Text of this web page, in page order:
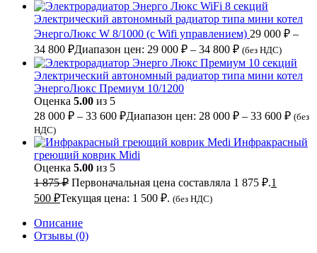
Электрический автономный радиатор типа мини котел
ЭнергоЛюкс W 8/1000 (с Wifi управлением) 29 000 ₽ –
34 800 ₽Диапазон цен: 29 000 ₽ – 34 800 ₽ (без НДС)
Электрический автономный радиатор типа мини котел
ЭнергоЛюкс Премиум 10/1200
Оценка 5.00 из 5
28 000 ₽ – 33 600 ₽Диапазон цен: 28 000 ₽ – 33 600 ₽ (без
НДС)
Инфракрасный
греющий коврик Midi
Оценка 5.00 из 5
1 875₽ Первоначальная цена составляла 1 875 ₽.1
500 ₽Текущая цена: 1 500 ₽. (без НДС)
Описание
Отзывы (0)